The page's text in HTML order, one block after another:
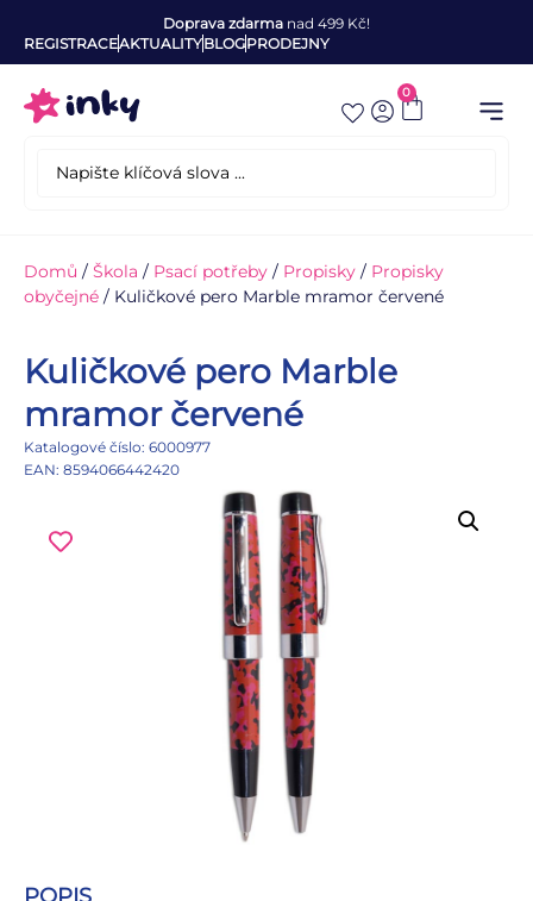
Doprava zdarma nad 499 Kč!
REGISTRACEAKTUALITYBLOGPRODEJNY
0
Domů / Škola / Psací potřeby / Propisky / Propisky
obyčejné / Kuličkové pero Marble mramor červené
Kuličkové pero Marble
mramor červené
Katalogové číslo: 6000977
EAN: 8594066442420